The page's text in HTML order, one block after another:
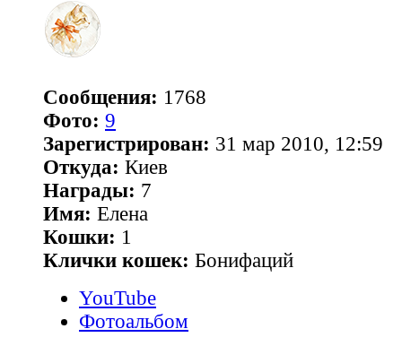
Сообщения: 1768
Фото: 9
Зарегистрирован: 31 мар 2010, 12:59
Откуда: Киев
Награды: 7
Имя: Елена
Кошки: 1
Клички кошек: Бонифаций
YouTube
Фотоальбом